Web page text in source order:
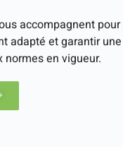
accompagnent
adapté et garantir
en vigueur.